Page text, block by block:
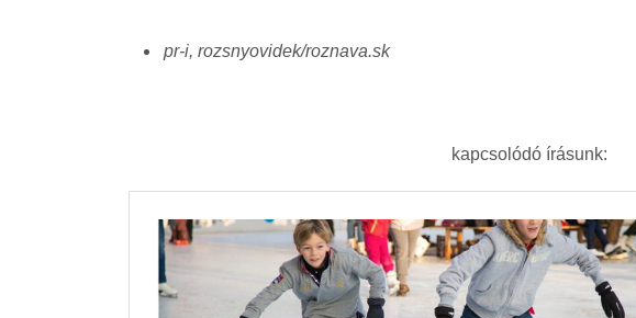
pr-i, rozsnyovidek/roznava.sk
kapcsolódó írásunk: